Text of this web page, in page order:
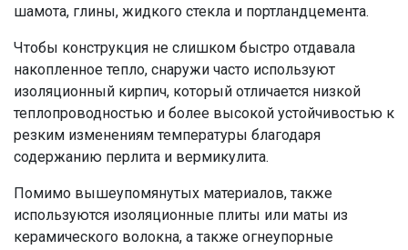
шамота, глины, жидкого стекла и портландцемента.
Чтобы конструкция не слишком быстро отдавала
накопленное тепло, снаружи часто используют
изоляционный кирпич, который отличается низкой
теплопроводностью и более высокой устойчивостью к
резким изменениям температуры благодаря
содержанию перлита и вермикулита.
Помимо вышеупомянутых материалов, также
используются изоляционные плиты или маты из
керамического волокна, а также огнеупорные